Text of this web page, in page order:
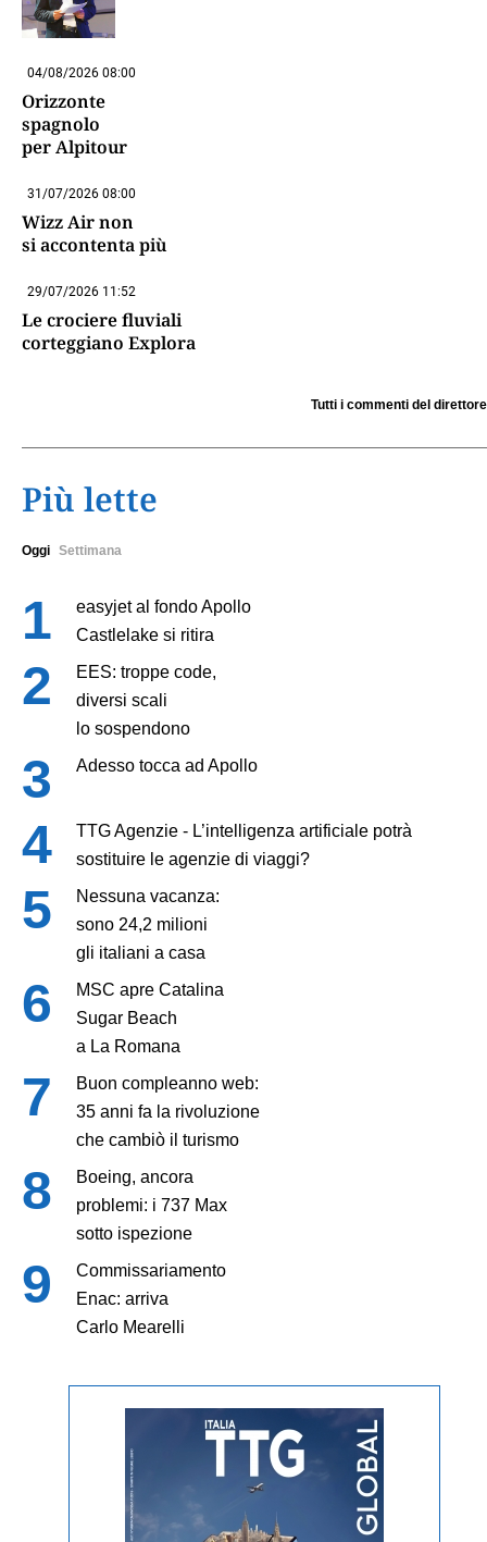
04/08/2026 08:00
Orizzonte
spagnolo
per Alpitour
31/07/2026 08:00
Wizz Air non
si accontenta più
29/07/2026 11:52
Le crociere fluviali
corteggiano Explora
Tutti i commenti del direttore
Più lette
Oggi Settimana
easyjet al fondo Apollo
Castlelake si ritira
EES: troppe code,
diversi scali
lo sospendono
Adesso tocca ad Apollo
TTG Agenzie - L’intelligenza artificiale potrà
sostituire le agenzie di viaggi?
Nessuna vacanza:
sono 24,2 milioni
gli italiani a casa
MSC apre Catalina
Sugar Beach
a La Romana
Buon compleanno web:
35 anni fa la rivoluzione
che cambiò il turismo
Boeing, ancora
problemi: i 737 Max
sotto ispezione
Commissariamento
Enac: arriva
Carlo Mearelli